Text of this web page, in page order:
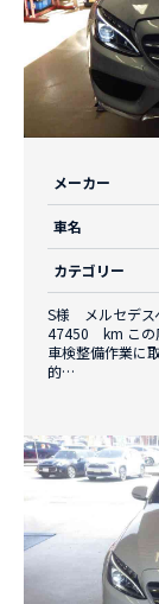
メーカー
車名
カテゴリー
S様 メルセデス
47450 km この
車検整備作業に
的…